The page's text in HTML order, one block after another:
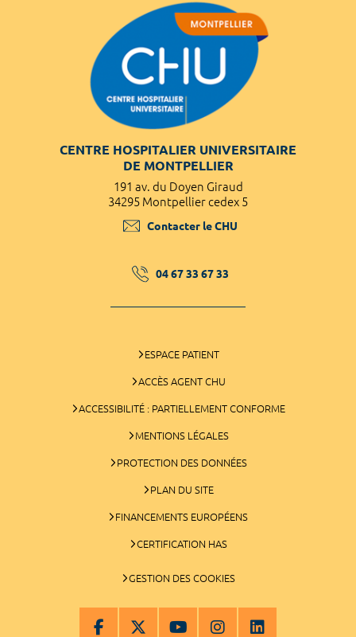
CENTRE HOSPITALIER UNIVERSITAIRE
DE MONTPELLIER
191 av. du Doyen Giraud
34295 Montpellier cedex 5
Contacter le CHU
04 67 33 67 33
ESPACE PATIENT
ACCÈS AGENT CHU
ACCESSIBILITÉ : PARTIELLEMENT CONFORME
MENTIONS LÉGALES
PROTECTION DES DONNÉES
PLAN DU SITE
FINANCEMENTS EUROPÉENS
CERTIFICATION HAS
GESTION DES COOKIES